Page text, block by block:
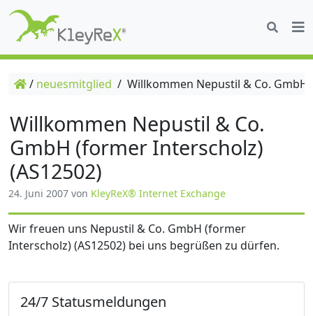
/ neuesmitglied / Willkommen Nepustil & Co.
Willkommen Nepustil & Co.
GmbH (former Interscholz)
(AS12502)
24. Juni 2007 von KleyReX® Internet Exchange
Wir freuen uns Nepustil & Co. GmbH (former
Interscholz) (AS12502) bei uns begrüßen zu dürfen.
24/7 Statusmeldungen